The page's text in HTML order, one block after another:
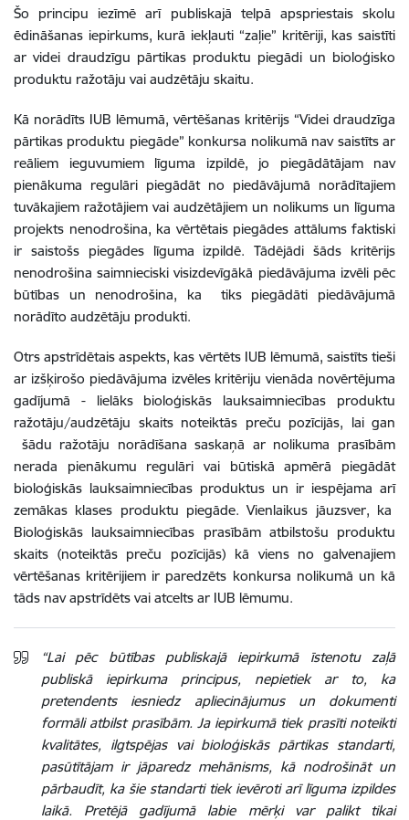
Šo principu iezīmē arī publiskajā telpā apspriestais skolu
ēdināšanas iepirkums, kurā iekļauti “zaļie” kritēriji, kas saistīti
ar videi draudzīgu pārtikas produktu piegādi un bioloģisko
produktu ražotāju vai audzētāju skaitu.
Kā norādīts IUB lēmumā, vērtēšanas kritērijs “Videi draudzīga
pārtikas produktu piegāde” konkursa nolikumā nav saistīts ar
reāliem ieguvumiem līguma izpildē, jo piegādātājam nav
pienākuma regulāri piegādāt no piedāvājumā norādītajiem
tuvākajiem ražotājiem vai audzētājiem un nolikums un līguma
projekts nenodrošina, ka vērtētais piegādes attālums faktiski
ir saistošs piegādes līguma izpildē. Tādējādi šāds kritērijs
nenodrošina saimnieciski visizdevīgākā piedāvājuma izvēli pēc
būtības un nenodrošina, ka tiks piegādāti piedāvājumā
norādīto audzētāju produkti.
Otrs apstrīdētais aspekts, kas vērtēts IUB lēmumā, saistīts tieši
ar izšķirošo piedāvājuma izvēles kritēriju vienāda novērtējuma
gadījumā - lielāks bioloģiskās lauksaimniecības produktu
ražotāju/audzētāju skaits noteiktās preču pozīcijās, lai gan
šādu ražotāju norādīšana saskaņā ar nolikuma prasībām
nerada pienākumu regulāri vai būtiskā apmērā piegādāt
bioloģiskās lauksaimniecības produktus un ir iespējama arī
zemākas klases produktu piegāde. Vienlaikus jāuzsver, ka
Bioloģiskās lauksaimniecības prasībām atbilstošu produktu
skaits (noteiktās preču pozīcijās) kā viens no galvenajiem
vērtēšanas kritērijiem ir paredzēts konkursa nolikumā un kā
tāds nav apstrīdēts vai atcelts ar IUB lēmumu.
“Lai pēc būtības publiskajā iepirkumā īstenotu zaļā
publiskā iepirkuma principus, nepietiek ar to, ka
pretendents iesniedz apliecinājumus un dokumenti
formāli atbilst prasībām. Ja iepirkumā tiek prasīti noteikti
kvalitātes, ilgtspējas vai bioloģiskās pārtikas standarti,
pasūtītājam ir jāparedz mehānisms, kā nodrošināt un
pārbaudīt, ka šie standarti tiek ievēroti arī līguma izpildes
laikā. Pretējā gadījumā labie mērķi var palikt tikai